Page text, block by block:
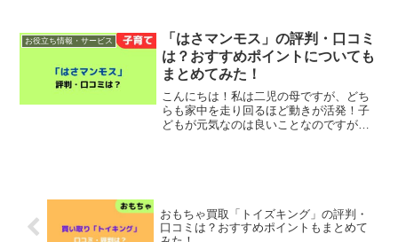
使い始め、振り返ると11ヶ月が経ってい
ました...
お役立ち情報・サービス
「はさマンモス」の評判・口コミ
は？おすすめポイントについても
まとめてみた！
こんにちは！私は二児の母ですが、どち
らも家中を走り回るほど動きが活発！子
どもが元気なのは良いことなのですが、
おもちゃ買取「トイズキング」の評判・
口コミは？おすすめポイントもまとめて